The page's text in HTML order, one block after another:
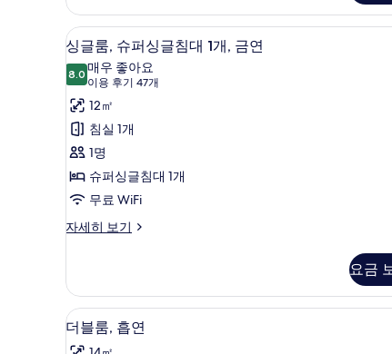
두
보
기
Smoking
자
세
히
보
싱
글
룸,
슈
퍼
싱
글
침
대
금
연
사
책상, 암막 커튼, 다리미/다
4
싱글룸, 슈퍼싱글침대 1개, 금연
8.08.0점 만점 중 10점
매우 좋아요
이용 후기 47개
(이
용
후
기
47
개)
12㎡
침실 1개
1명
슈퍼싱글침대 1개
무료 WiFi
자세히 보기
싱
퍼
싱
글
침
요금
더
블
책상, 암막 커튼, 다리미/다
4
더블룸, 흡연